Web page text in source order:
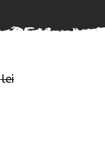
lei